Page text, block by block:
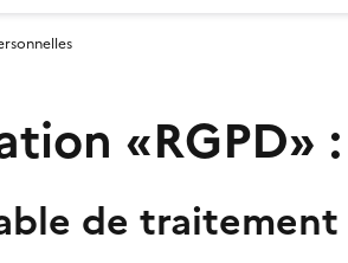
«RGPD»
de traitement